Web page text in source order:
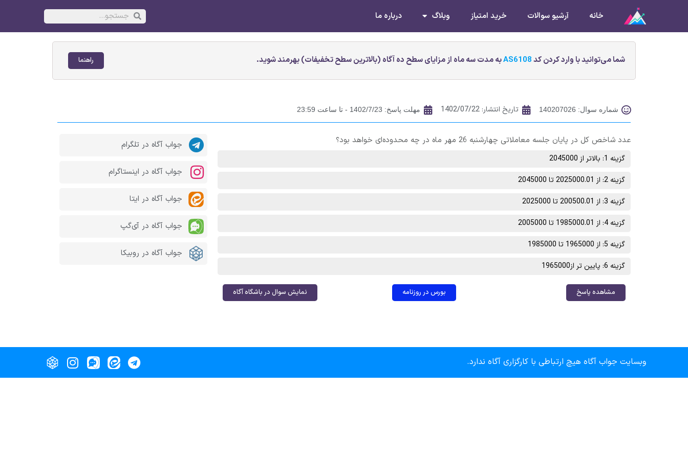
خانه آرشیو سوالات خرید امتیاز وبلاگ درباره ما
شما می‌توانید با وارد کردن کدAS6108به مدت سه ماه از مزایای سطح ده آگاه (بالاترین سطح تخفیفات) بهرمند شوید. راهنما
شماره سوال: 140207026 تاریخ انتشار: 1402/07/22 مهلت پاسخ: 1402/7/23 - تا ساعت 23:59
عدد شاخص کل در پایان جلسه معاملاتی چهارشنبه 26 مهر ماه در چه محدوده‌ای خواهد بود؟
گزینه 1: بالاتر از 2045000
گزینه 2: از 2025000.01 تا 2045000
گزینه 3: از 200500.01 تا 2025000
گزینه 4: از 1985000.01 تا 2005000
گزینه 5: از 1965000 تا 1985000
گزینه 6: پایین تر از1965000
مشاهده پاسخ بورس در روزنامه نمایش سوال در باشگاه آگاه
جواب آگاه در تلگرام
جواب آگاه در اینستاگرام
جواب آگاه در ایتا
جواب آگاه در آی‌گپ
جواب آگاه در روبیکا
وبسایت جواب آگاه هیچ ارتباطی با کارگزاری آگاه ندارد.